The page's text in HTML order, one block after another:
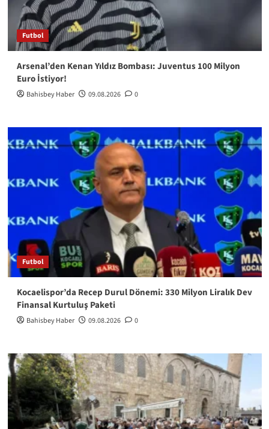
Futbol
Arsenal’den Kenan Yıldız Bombası: Juventus 100 Milyon
Euro İstiyor!
Bahisbey Haber 09.08.2026 0
Futbol
Kocaelispor’da Recep Durul Dönemi: 330 Milyon Liralık Dev
Finansal Kurtuluş Paketi
Bahisbey Haber 09.08.2026 0